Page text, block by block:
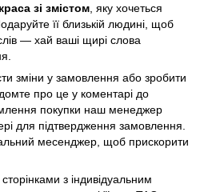
зі змістом , яку хочеться
її близькій людині, щоб
— хай ваші щирі слова
зміни у замовлення або зробити
про це у коментарі до
покупки наш менеджер
для підтвердження замовлення.
месенджер, щоб прискорити
з індивідуальним